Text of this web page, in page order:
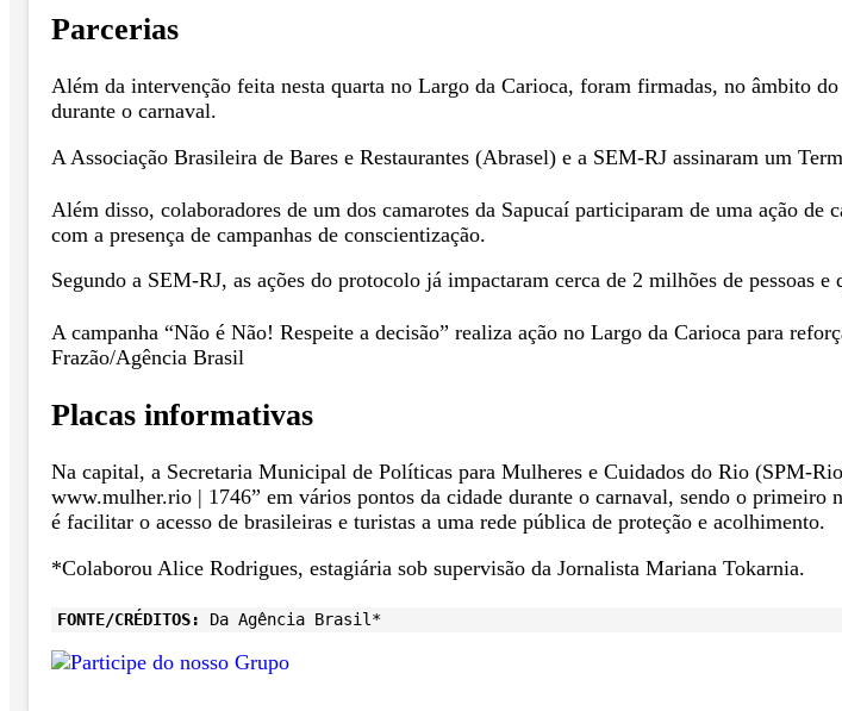
Parcerias
Além da intervenção feita nesta quarta no Largo da Carioca, foram firmadas, no âmbito
durante o carnaval.
A Associação Brasileira de Bares e Restaurantes (Abrasel) e a SEM-RJ assinaram um
Além disso, colaboradores de um dos camarotes da Sapucaí participaram de uma ação
com a presença de campanhas de conscientização.
Segundo a SEM-RJ, as ações do protocolo já impactaram cerca de 2 milhões de pessoas
A campanha “Não é Não! Respeite a decisão” realiza ação no Largo da Carioca para
Frazão/Agência Brasil
Placas informativas
Na capital, a Secretaria Municipal de Políticas para Mulheres e Cuidados do Rio (SPM-
www.mulher.rio | 1746” em vários pontos da cidade durante o carnaval, sendo o
é facilitar o acesso de brasileiras e turistas a uma rede pública de proteção e acolhimento.
*Colaborou Alice Rodrigues, estagiária sob supervisão da Jornalista Mariana Tokarnia.
FONTE/CRÉDITOS: Da Agência Brasil*